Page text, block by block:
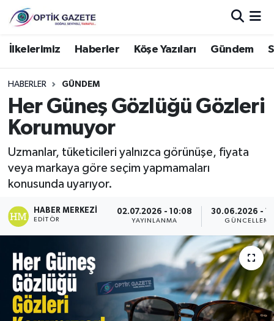
İlkelerimiz Haberler Köşe Yazıları Gündem
HABERLER GÜNDEM
Her Güneş Gözlüğü Gözleri
Korumuyor
Uzmanlar, tüketicileri yalnızca görünüşe, fiyata
veya markaya göre seçim yapmamaları
konusunda uyarıyor.
HABER MERKEZI
EDITÖR
02.07.2026 - 10:08
YAYINLANMA
30.06.2026 -
GÜNCELLEME
Nöbetçi Eczaneler
Hava Durumu
İstanbul Namaz Vakitleri
Trafik Durumu
Süper Lig Puan Durumu ve Fikstür
Son Dakika Haberleri
Haber Arşivi